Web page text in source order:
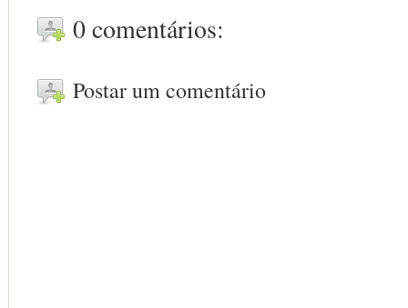
0 comentários:
Postar um comentário